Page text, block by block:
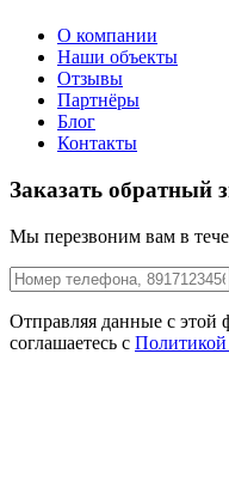
О компании
Наши объекты
Отзывы
Партнёры
Блог
Контакты
Заказать обратный
Мы перезвоним вам в
Отправляя данные с этой
соглашаетесь с Политикой